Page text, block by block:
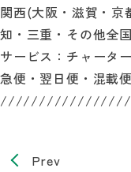
関西(大阪・滋賀・京
知・三重・その他全
サービス：チャータ
急便・翌日便・混載
Prev